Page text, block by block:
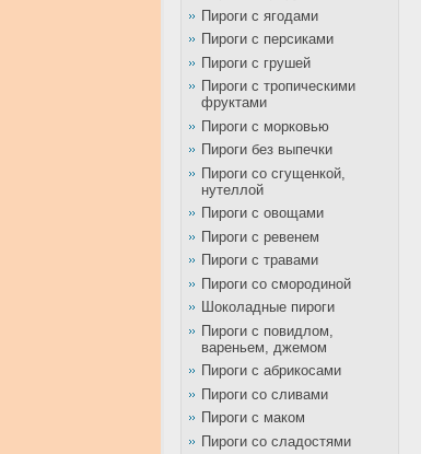
Пироги с ягодами
Пироги с персиками
Пироги с грушей
Пироги с тропическими
фруктами
Пироги с морковью
Пироги без выпечки
Пироги со сгущенкой,
нутеллой
Пироги с овощами
Пироги с ревенем
Пироги с травами
Пироги со смородиной
Шоколадные пироги
Пироги с повидлом,
вареньем, джемом
Пироги с абрикосами
Пироги со сливами
Пироги с маком
Пироги со сладостями